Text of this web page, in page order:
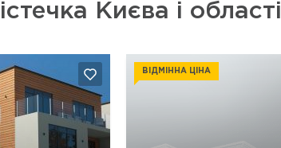
Києва і області
ВІДМІННА ЦІНА